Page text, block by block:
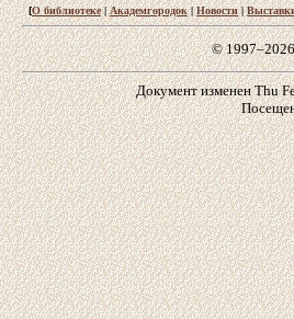
[О библиотеке|Академгородок|Новости|
©
Документ изменен Thu